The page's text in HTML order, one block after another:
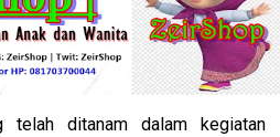
ditanam dalam kegiatan